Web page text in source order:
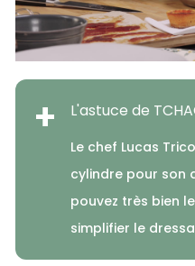
+ L'astuce de
Le chef Lucas
cylindre pour son
pouvez très bien
simplifier le